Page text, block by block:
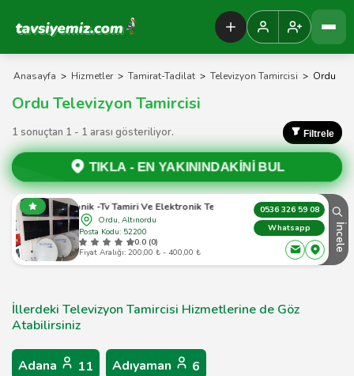
Tavsiyemiz Anasayfa
Anasayfa > Hizmetler > Tamirat-Tadilat > Televizyon Tamircisi > Ordu
Ordu Televizyon Tamircisi
1 sonuçtan 1 - 1 arası gösteriliyor. Filtrele
TIKLA - EN YAKININDAKİNİ BUL
Elektronik -Tv Tamiri Ve Elektronik Terazi Baskül -Tamir Servisi
Ordu, Altınordu
Posta Kodu: 52200
0.0 (0)
Fiyat Aralığı: 200,00 ₺ - 400,00 ₺
0536 326 59 08
Whatsapp
İncele
İllerdeki Televizyon Tamircisi Hizmetlerine de Göz
Atabilirsiniz
Adana 11 Adıyaman 6